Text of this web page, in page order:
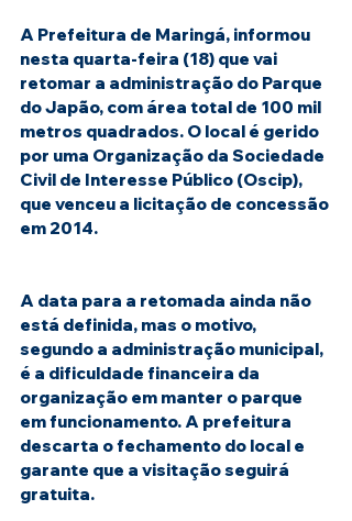
A Prefeitura de Maringá, informou
nesta quarta-feira (18) que vai
retomar a administração do Parque
do Japão, com área total de 100 mil
metros quadrados. O local é gerido
por uma Organização da Sociedade
Civil de Interesse Público (Oscip),
que venceu a licitação de concessão
em 2014.
A data para a retomada ainda não
está definida, mas o motivo,
segundo a administração municipal,
é a dificuldade financeira da
organização em manter o parque
em funcionamento. A prefeitura
descarta o fechamento do local e
garante que a visitação seguirá
gratuita.